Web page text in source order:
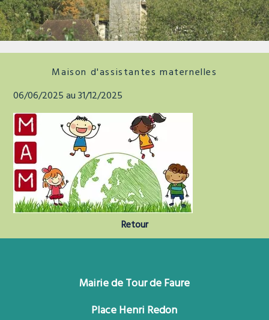
Maison d'assistantes maternelles
06/06/2025 au 31/12/2025
Retour
Mairie de Tour de Faure
Place Henri Redon